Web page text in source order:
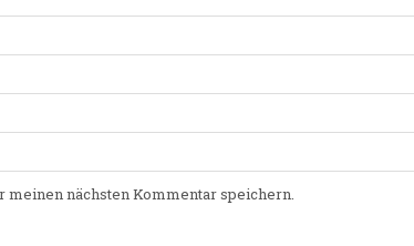
nächsten Kommentar speichern.